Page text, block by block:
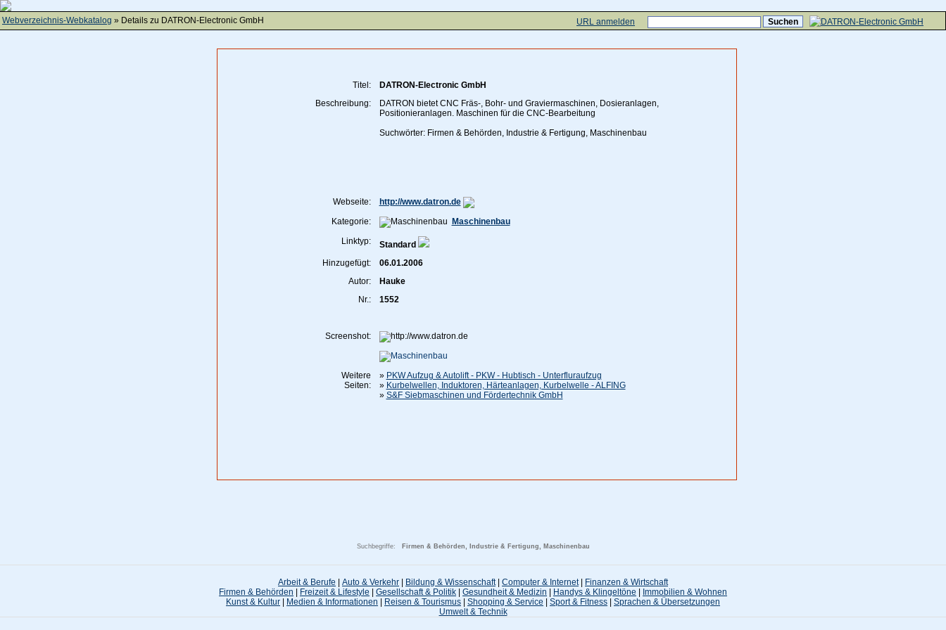
URL anmelden
Webverzeichnis-Webkatalog » Details zu DATRON-Electronic GmbH
Titel:
DATRON-Electronic GmbH
Beschreibung:
DATRON bietet CNC Fräs-, Bohr- und Graviermaschinen, Dosieranlagen,
Positionieranlagen. Maschinen für die CNC-Bearbeitung
Suchwörter: Firmen & Behörden, Industrie & Fertigung, Maschinenbau
Webseite:
http://www.datron.de
Kategorie:
Maschinenbau
Linktyp:
Standard
Hinzugefügt:
06.01.2006
Autor:
Hauke
Nr.:
1552
Screenshot:
Weitere
Seiten:
» PKW Aufzug & Autolift - PKW - Hubtisch - Unterfluraufzug
» Kurbelwellen, Induktoren, Härteanlagen, Kurbelwelle - ALFING
» S&F Siebmaschinen und Fördertechnik GmbH
Suchbegriffe: Firmen & Behörden, Industrie & Fertigung, Maschinenbau
Arbeit & Berufe Auto & Verkehr Bildung & Wissenschaft| Computer & Internet|
Finanzen & Wirtschaft
Firmen & Behörden
Freizeit & Lifestyle Gesellschaft & Politik Gesundheit & Medizin Handys & Klingeltöne
Immobilien & Wohnen
Kunst & Kultur
Medien & Informationen Reisen & Tourismus Shopping & Service Sport & Fitness
Sprachen & Übersetzungen
Umwelt & Technik